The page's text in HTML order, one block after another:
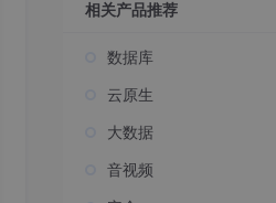
相关产品推荐
数据库
云原生
大数据
音视频